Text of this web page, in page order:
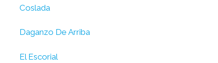
Coslada
Daganzo De Arriba
El Escorial